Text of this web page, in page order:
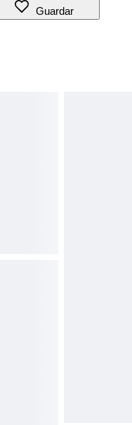
Guardar